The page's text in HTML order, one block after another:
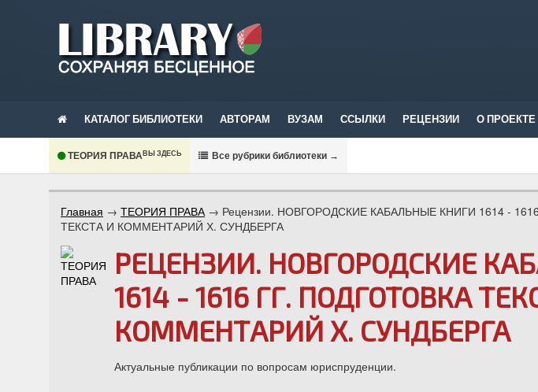
КАТАЛОГ БИБЛИОТЕКИ АВТОРАМ ВУЗАМ ССЫЛКИ РЕЦЕНЗИИ О ПРОЕКТЕ
ТЕОРИЯ ПРАВАВЫ ЗДЕСЬ Все рубрики библиотеки →
Главная → ТЕОРИЯ ПРАВА→ Рецензии. НОВГОРОДСКИЕ КАБАЛЬНЫЕ КНИГИ 1614 -
ТЕКСТА И КОММЕНТАРИЙ Х. СУНДБЕРГА
РЕЦЕНЗИИ. НОВГОРОДСКИЕ
1614 - 1616 ГГ. ПОДГОТОВКА
КОММЕНТАРИЙ Х. СУНДБЕРГА
Актуальные публикации по вопросам юриспруденции.